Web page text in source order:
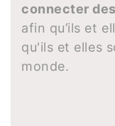
connecter
afin qu’ils et
qu'ils et elles
monde.